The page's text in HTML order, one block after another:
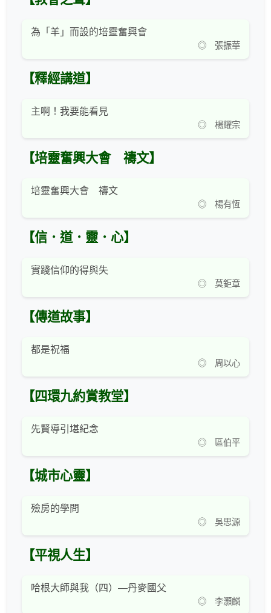
為「羊」而設的培靈奮興會
◎ 張振華
【釋經講道】
主啊！我要能看見
◎ 楊耀宗
【培靈奮興大會 禱文】
培靈奮興大會 禱文
◎ 楊有恆
【信．道．靈．心】
實踐信仰的得與失
◎ 莫鉅章
【傳道故事】
都是祝福
◎ 周以心
【四環九約賞教堂】
先賢導引堪紀念
◎ 區伯平
【城市心靈】
殮房的學問
◎ 吳思源
【平視人生】
哈根大師與我（四）—丹麥國父
◎ 李灝麟